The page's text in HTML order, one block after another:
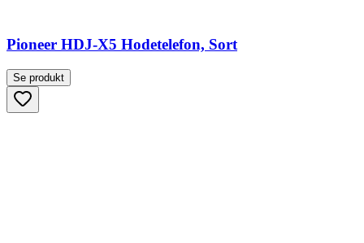
Pioneer HDJ-X5 Hodetelefon, Sort
Se produkt